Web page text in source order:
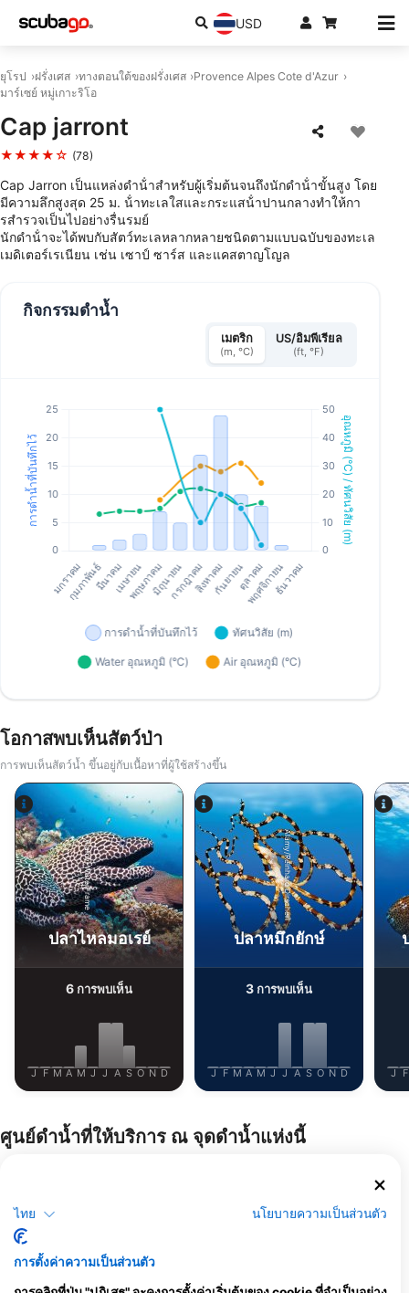
USD
ยุโรป ฝรั่งเศส ทางตอนใต้ของฝรั่งเศส
Provence Alpes Cote d'Azur
มาร์เซย์ หมู่เกาะริโอ
Cap jarront
★★★★☆ (78)
Cap Jarron เป็นแหล่งดําน้ําสําหรับผู้เริ่มต้นจนถึงนักดําน้ําขั้นสูง โดย
มีความลึกสูงสุด 25 ม. น้ําทะเลใสและกระแสน้ําปานกลางทําให้กา
รสํารวจเป็นไปอย่างรื่นรมย์
นักดําน้ําจะได้พบกับสัตว์ทะเลหลากหลายชนิดตามแบบฉบับของทะเล
เมดิเตอร์เรเนียน เช่น เซาป์ ซาร์ส และแคสตาญโญล
กิจกรรมดำน้ำ
เมตริก
(m, °C)
US/อิมพีเรียล
(ft, °F)
โอกาสพบเห็นสัตว์ป่า
การพบเห็นสัตว์น้ำ ขึ้นอยู่กับเนื้อหาที่ผู้ใช้สร้างขึ้น
Alamy-WaterFrame
ปลาไหลมอเรย์
6 การพบเห็น
J F M A M J J A S O N D
Alamy/Reinhard Dirscherl
ปลาหมึกยักษ์
3การพบเห็น
J F M A M J J A S O N D J F
ศูนย์ดำน้ำที่ให้บริการ ณ จุดดำน้ำแห่งนี้
Port de la Pointe Rouge, 13008
MARSEILLE, ฝรั่งเศส
ไทย นโยบายความเป็นส่วนตัว
การตั้งค่าความเป็นส่วนตัว